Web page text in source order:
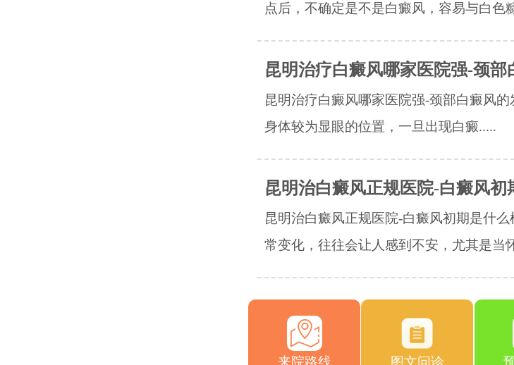
点后，不确定是不是白癜风，容易与白色
昆明治疗白癜风哪家医院强-颈部
昆明治疗白癜风哪家医院强-颈部白癜风
身体较为显眼的位置，一旦出现白癜.....
昆明治白癜风正规医院-白癜风初
昆明治白癜风正规医院-白癜风初期是什
常变化，往往会让人感到不安，尤其是当
来院路线 图文问诊